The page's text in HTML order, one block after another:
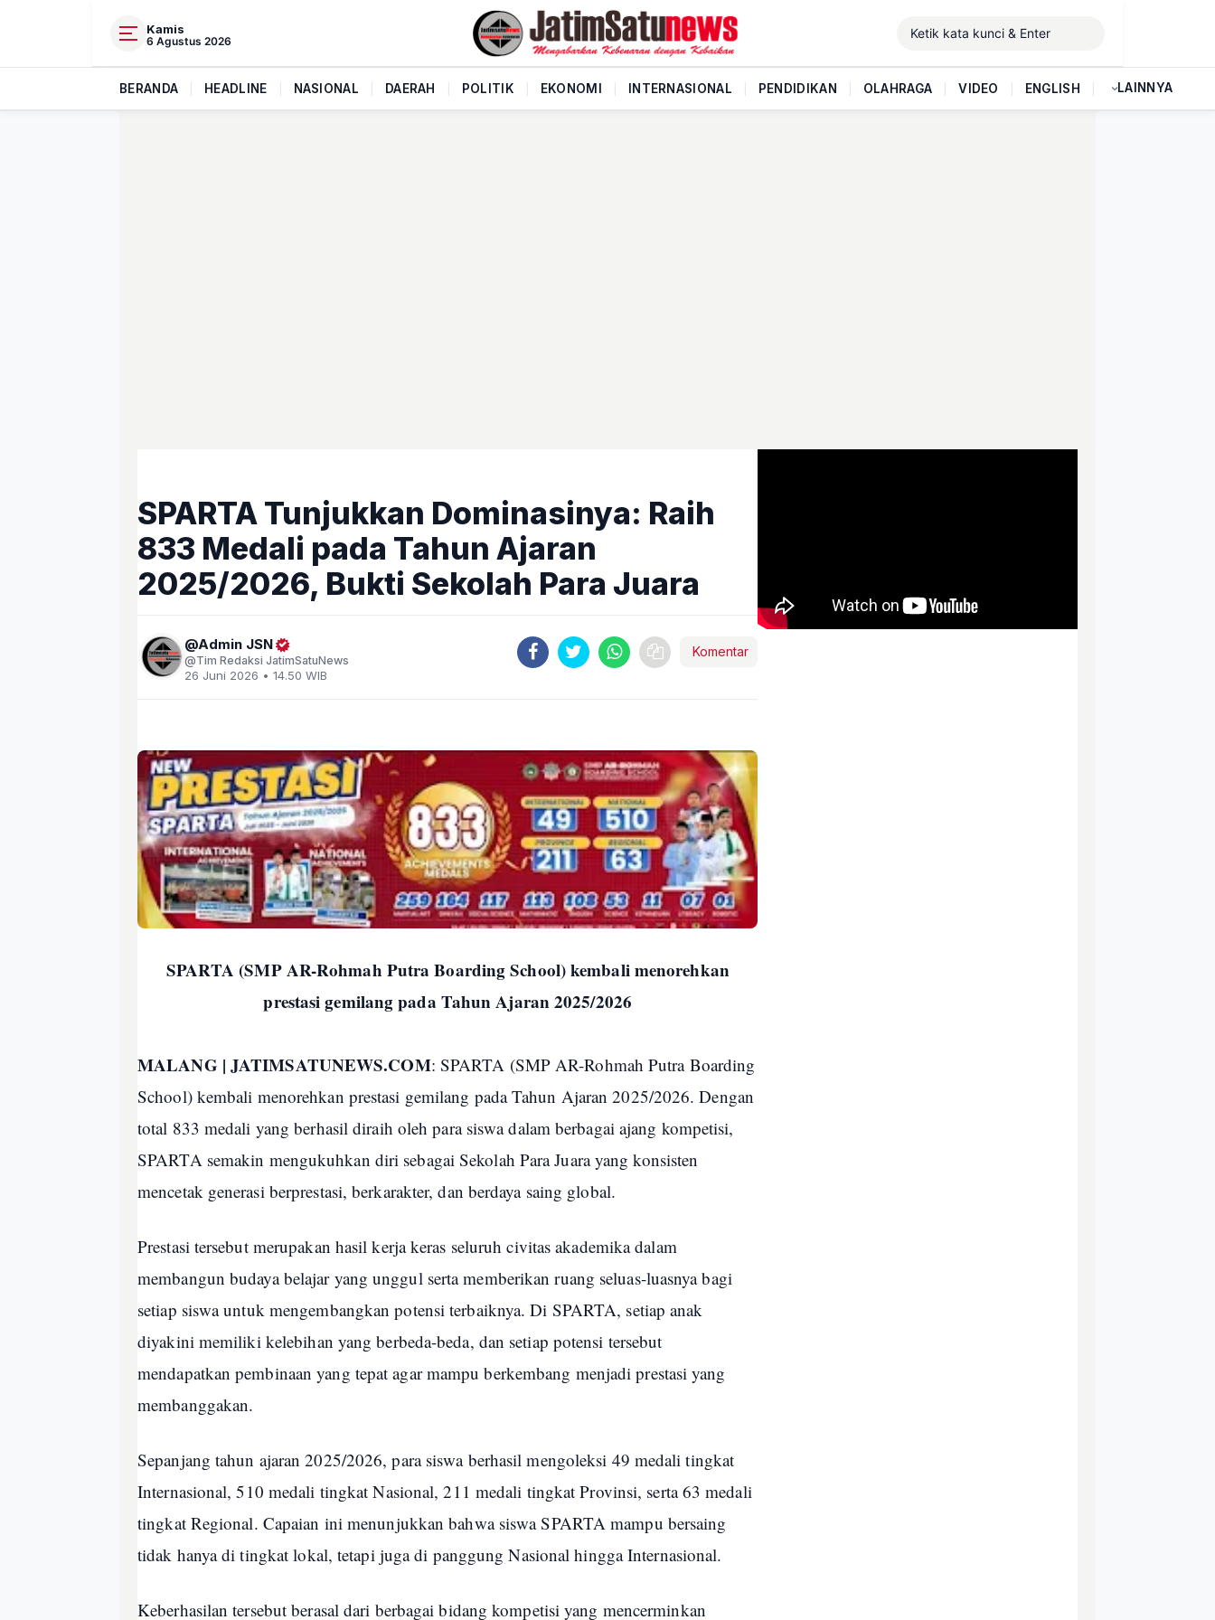
Kamis
6 Agustus 2026
BERANDA HEADLINE NASIONAL DAERAH POLITIK EKONOMI INTERNASIONAL PENDIDIKAN OLAHRAGA VIDEO ENGLISH LAINNYA
SPARTA Tunjukkan Dominasinya: Raih
833 Medali pada Tahun Ajaran
2025/2026, Bukti Sekolah Para Juara
Admin JSN
Tim Redaksi JatimSatuNews
26 Juni 2026 • 14.50 WIB
Komentar
SPARTA (SMP AR-Rohmah Putra Boarding School) kembali menorehkan
prestasi gemilang pada Tahun Ajaran 2025/2026
MALANG | JATIMSATUNEWS.COM: SPARTA (SMP AR-Rohmah Putra Boarding
School) kembali menorehkan prestasi gemilang pada Tahun Ajaran 2025/2026. Dengan
total 833 medali yang berhasil diraih oleh para siswa dalam berbagai ajang kompetisi,
SPARTA semakin mengukuhkan diri sebagai Sekolah Para Juara yang konsisten
mencetak generasi berprestasi, berkarakter, dan berdaya saing global.
Prestasi tersebut merupakan hasil kerja keras seluruh civitas akademika dalam
membangun budaya belajar yang unggul serta memberikan ruang seluas-luasnya bagi
setiap siswa untuk mengembangkan potensi terbaiknya. Di SPARTA, setiap anak
diyakini memiliki kelebihan yang berbeda-beda, dan setiap potensi tersebut
mendapatkan pembinaan yang tepat agar mampu berkembang menjadi prestasi yang
membanggakan.
Sepanjang tahun ajaran 2025/2026, para siswa berhasil mengoleksi 49 medali tingkat
Internasional, 510 medali tingkat Nasional, 211 medali tingkat Provinsi, serta 63 medali
tingkat Regional. Capaian ini menunjukkan bahwa siswa SPARTA mampu bersaing
tidak hanya di tingkat lokal, tetapi juga di panggung Nasional hingga Internasional.
Keberhasilan tersebut berasal dari berbagai bidang kompetisi yang mencerminkan